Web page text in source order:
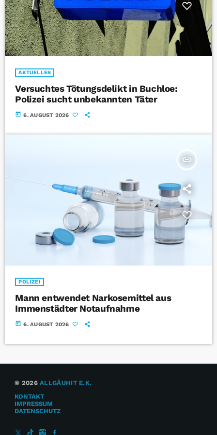
AKTUELLES
Versuchtes Tötungsdelikt in Buchloe:
Polizei sucht unbekannten Täter
today 6. AUGUST 2026
insert_link
POLIZEI
Mann entwendet Narkosemittel aus
Immenstädter Notaufnahme
today 6. AUGUST 2026
© 2026ALLGÄUHIT E.K.
KONTAKT
IMPRESSUM
DATENSCHUTZ